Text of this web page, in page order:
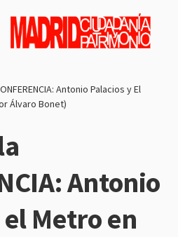
Antonio Palacios y El
Álvaro Bonet)
Antonio
Metro en